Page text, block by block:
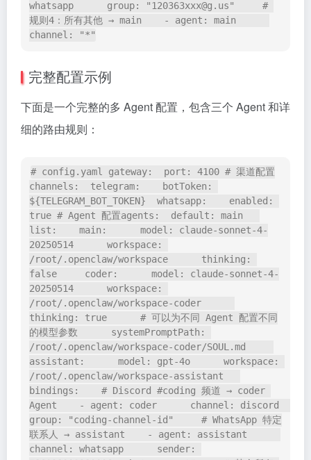
whatsapp      group: "120363xxx@g.us"     #
规则4：所有其他 → main    - agent: main
channel: "*"
完整配置示例
下面是一个完整的多 Agent 配置，包含三个 Agent 和详
细的路由规则：
# config.yaml gateway:  port: 4100 # 渠道配置
channels:  telegram:    botToken:
${TELEGRAM_BOT_TOKEN}  whatsapp:    enabled:
true # Agent 配置agents:  default: main
list:    main:      model: claude-sonnet-4-
20250514      workspace:
/root/.openclaw/workspace      thinking:
false     coder:      model: claude-sonnet-4-
20250514      workspace:
/root/.openclaw/workspace-coder
thinking: true      # 可以为不同 Agent 配置不同
的模型参数      systemPromptPath:
/root/.openclaw/workspace-coder/SOUL.md
assistant:      model: gpt-4o      workspace:
/root/.openclaw/workspace-assistant
bindings:    # Discord #coding 频道 → coder
Agent    - agent: coder      channel: discord
group: "coding-channel-id"     # WhatsApp 特定
联系人 → assistant    - agent: assistant
channel: whatsapp      sender: